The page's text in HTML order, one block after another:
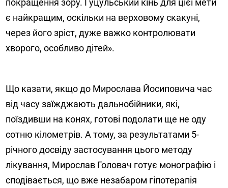
покращення зору. Гуцульський кінь для цієї мети
є найкращим, оскільки на верховому скакуні,
через його зріст, дуже важко контролювати
хворого, особливо дітей».
Що казати, якщо до Мирослава Йосиповича час
від часу заїжджають дальнобійники, які,
поїздивши на конях, готові подолати ще не оду
сотню кілометрів. А тому, за результатами 5-
річного досвіду застосування цього методу
лікування, Мирослав Головач готує монографію і
сподівається, що вже незабаром гіпотерапія